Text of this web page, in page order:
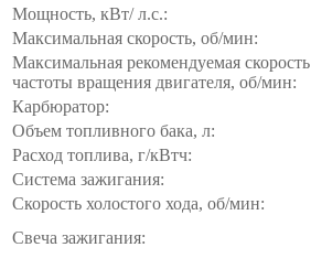
Мощность, кВт/ л.с.:
Максимальная скорость, об/мин:
Максимальная рекомендуемая скорость
частоты вращения двигателя, об/мин:
Карбюратор:
Объем топливного бака, л:
Расход топлива, г/кВтч:
Система зажигания:
Скорость холостого хода, об/мин:
Свеча зажигания: